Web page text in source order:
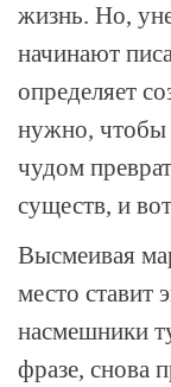
жизнь. Но,
начинают
определяет
нужно, чтобы
чудом
существ, и
Высмеивая
место ставит
насмешники
фразе, снова